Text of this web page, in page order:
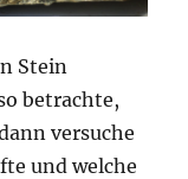
Stein
betrachte,
versuche
und welche